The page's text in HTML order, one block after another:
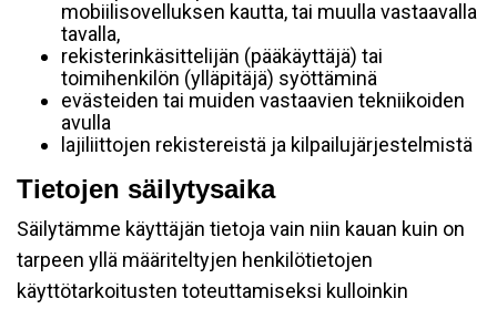
mobiilisovelluksen kautta, tai muulla vastaavalla
tavalla,
rekisterinkäsittelijän (pääkäyttäjä) tai
toimihenkilön (ylläpitäjä) syöttäminä
evästeiden tai muiden vastaavien tekniikoiden
avulla
lajiliittojen rekistereistä ja kilpailujärjestelmistä
Tietojen säilytysaika
Säilytämme käyttäjän tietoja vain niin kauan kuin on
tarpeen yllä määriteltyjen henkilötietojen
käyttötarkoitusten toteuttamiseksi kulloinkin